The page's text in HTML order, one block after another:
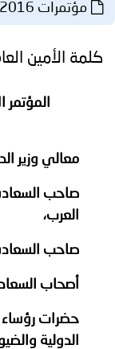
المجلس
مؤتمرات
جهود
الإلكترونية
صور
وفيديو
مجلة
أصداء
الأمانة
إعلانات
من
مؤتمرات 2016
كلمة الأمين
المؤتمر
معالي وزير
صاحب السعادة
العرب،
صاحب
أصحاب
حضرات رؤساء
الدولية